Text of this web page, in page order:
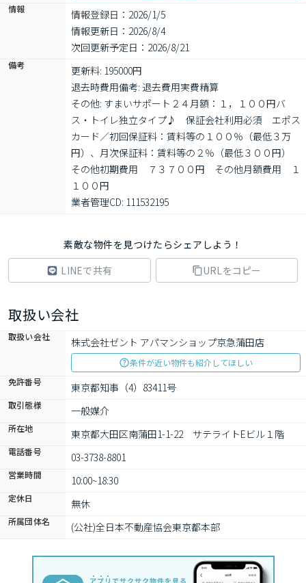
情報
情報登録日：2026/1/5
情報更新日：2026/8/4
次回更新予定日：2026/8/21
備考
更新料: 195000円
退去時費用備考: 退去費用実費精算
その他: すまいサポート２４月額：１，１００円バ
ス・トイレ独立タイプ♪　保証会社利用必須　エポス
カード／初回保証料：賃料等の１００％（最低３万
円）、月次保証料：賃料等の２％（最低３００円）
その他初期費用　７３７００円　その他月額費用　１
１００円
業者管理CD: 111532195
素敵な物件を見つけたらシェアしよう！
LINEで共有
URLをコピー
取扱い会社
取扱い会社 株式会社ゼント アパマンショップ京急蒲田店
条件が近い物件も紹介してほしい
免許番号
東京都知事（4）83411号
取引態様 一般媒介
所在地 東京都大田区南蒲田1-1-22　サテライトEビル１階
電話番号 03-3738-8801
営業時間 10:00~18:30
定休日 無休
所属団体名 (公社)全日本不動産協会東京都本部